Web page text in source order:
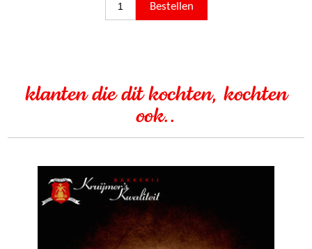
klanten die dit kochten, kochten
ook..